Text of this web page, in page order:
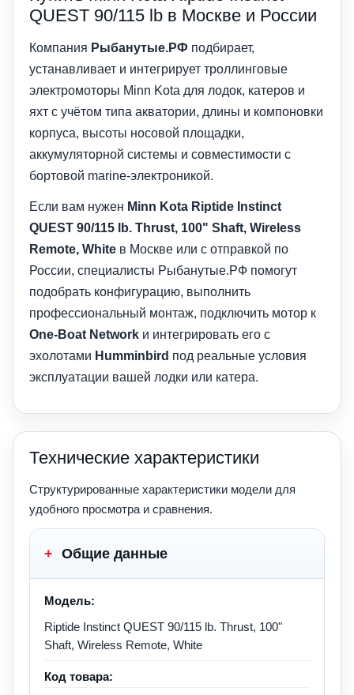
QUEST 90/115 lb в Москве и России
Компания Рыбанутые.РФ подбирает,
устанавливает и интегрирует троллинговые
электромоторы Minn Kota для лодок, катеров и
яхт с учётом типа акватории, длины и компоновки
корпуса, высоты носовой площадки,
аккумуляторной системы и совместимости с
бортовой marine-электроникой.
Если вам нужен Minn Kota Riptide Instinct
QUEST 90/115 lb. Thrust, 100" Shaft, Wireless
Remote, White в Москве или с отправкой по
России, специалисты Рыбанутые.РФ помогут
подобрать конфигурацию, выполнить
профессиональный монтаж, подключить мотор к
One-Boat Network и интегрировать его с
эхолотами Humminbird под реальные условия
эксплуатации вашей лодки или катера.
Технические характеристики
Структурированные характеристики модели для
удобного просмотра и сравнения.
+ Общие данные
Модель:
Riptide Instinct QUEST 90/115 lb. Thrust, 100"
Shaft, Wireless Remote, White
Код товара: